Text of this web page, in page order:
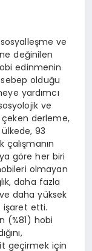
ve
değinilen
edinmenin
sebep olduğu
yardımcı
ve
çeken derleme,
93
çalışmanın
göre her biri
olmayan
daha fazla
daha yüksek
işaret etti.
(%81) hobi
geçirmek için